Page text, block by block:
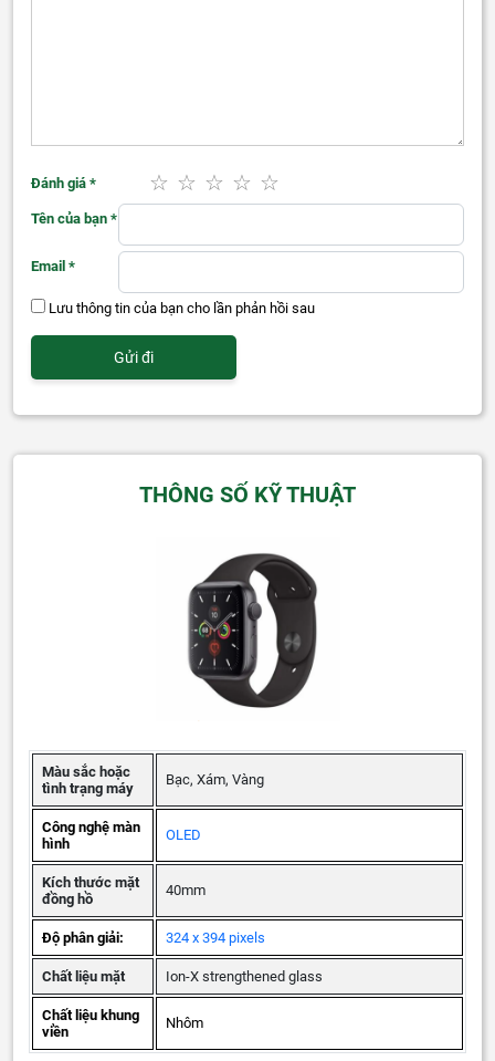
Đánh giá *
Tên của bạn *
Email *
Lưu thông tin của bạn cho lần phản hồi sau
THÔNG SỐ KỸ THUẬT
Màu sắc hoặc
tình trạng máy
Bạc, Xám, Vàng
Công nghệ màn
hình
OLED
Kích thước mặt
đồng hồ
40mm
Độ phân giải: 324 x 394 pixels
Chất liệu mặt Ion-X strengthened glass
Chất liệu khung
viền
Nhôm